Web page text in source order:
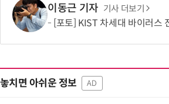
이동근 기자 기사 더보기
[포토] KIST 차세대 바이러스 진단 플랫폼
놓치면 아쉬운 정보 AD